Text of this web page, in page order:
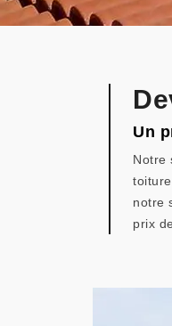
Un
Notre
notre
prix